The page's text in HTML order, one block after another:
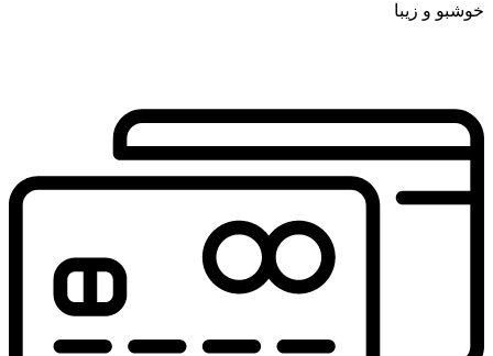
خوشبو و زیبا